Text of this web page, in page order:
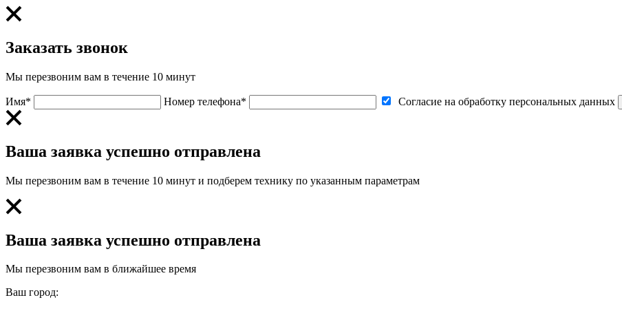
Заказать звонок
Мы перезвоним вам в течение 10 минут
Имя* Номер телефона* Согласие на обработку персональных данных
Ваша заявка успешно отправлена
Мы перезвоним вам в течение 10 минут и подберем технику по указанным параметрам
Ваша заявка успешно отправлена
Мы перезвоним вам в ближайшее время
Ваш город: